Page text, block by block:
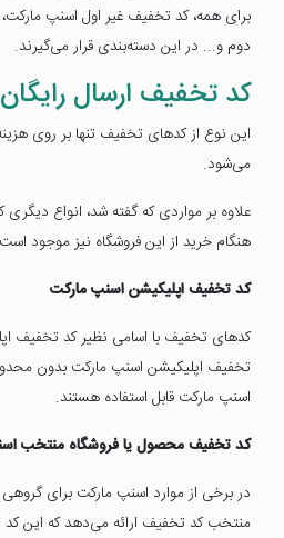
برای همه، کد تخفیف غیر اول اسنپ
دوم و... در این دسته‌بندی قرار می‌گیرند.
کد تخفیف ارسال
این نوع از کدهای تخفیف تنها بر روی
می‌شود.
علاوه بر مواردی که گفته شد، انواع
هنگام خرید از این فروشگاه نیز موجود است
کد تخفیف اپلیکیشن اسنپ مارکت
کدهای تخفیف با اسامی نظیر کد تخفیف
تخفیف اپلیکیشن اسنپ مارکت بدون
اسنپ مارکت قابل استفاده هستند.
کد تخفیف محصول یا فروشگاه منتخب
در برخی از موارد اسنپ مارکت برای
منتخب کد تخفیف ارائه می‌دهد که این کد